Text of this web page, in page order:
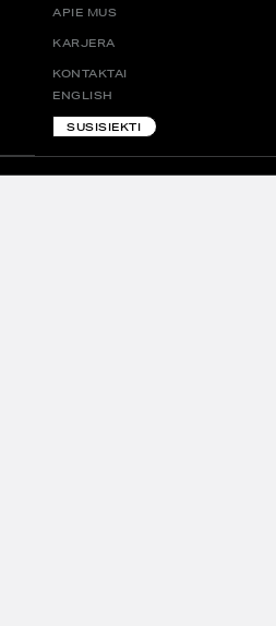
APIE MUS
KARJERA
KONTAKTAI
ENGLISH
SUSISIEKTI